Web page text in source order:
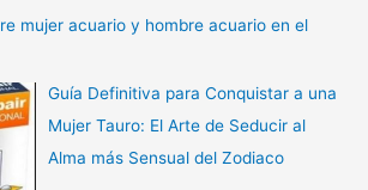
mujer acuario y hombre acuario en el
Guía Definitiva para Conquistar a una
Mujer Tauro: El Arte de Seducir al
Alma más Sensual del Zodiaco